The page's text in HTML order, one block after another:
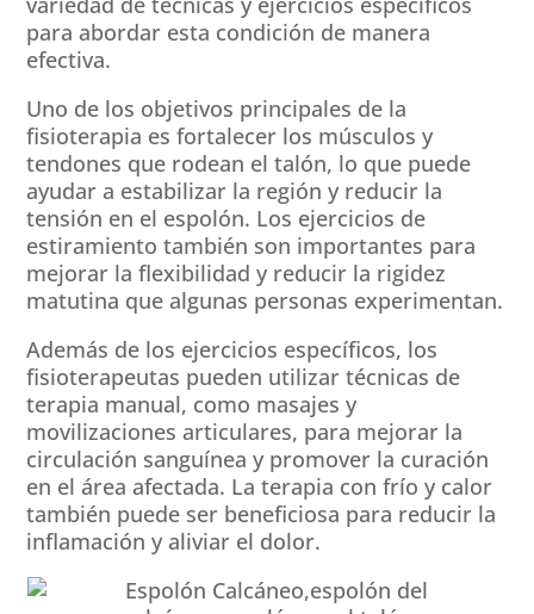
para abordar esta condición de manera
efectiva.
Uno de los objetivos principales de la
fisioterapia es fortalecer los músculos y
tendones que rodean el talón, lo que puede
ayudar a estabilizar la región y reducir la
tensión en el espolón. Los ejercicios de
estiramiento también son importantes para
mejorar la flexibilidad y reducir la rigidez
matutina que algunas personas experimentan.
Además de los ejercicios específicos, los
fisioterapeutas pueden utilizar técnicas de
terapia manual, como masajes y
movilizaciones articulares, para mejorar la
circulación sanguínea y promover la curación
en el área afectada. La terapia con frío y calor
también puede ser beneficiosa para reducir la
inflamación y aliviar el dolor.